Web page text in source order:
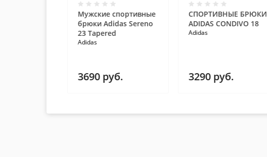
Мужские спортивные
брюки Adidas Sereno
23 Tapered
Adidas
3690руб.
СПОРТИВНЫЕ БРЮКИ
ADIDAS CONDIVO 18
Adidas
3290 руб.